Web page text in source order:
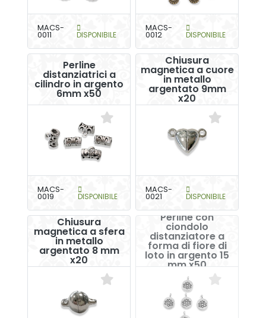
MACS-
0011 DISPONIBILE
MACS-
0012 DISPONIBILE
Perline
distanziatrici a
cilindro in argento
6mm x50
MACS-
0019 DISPONIBILE
Chiusura
magnetica a cuore
in metallo
argentato 9mm
x20
MACS-
0021 DISPONIBILE
Chiusura
magnetica a sfera
in metallo
argentato 8 mm
x20
Perline con
ciondolo
distanziatore a
forma di fiore di
loto in argento 15
mm x50